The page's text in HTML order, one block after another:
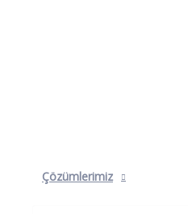
Çözümlerimiz